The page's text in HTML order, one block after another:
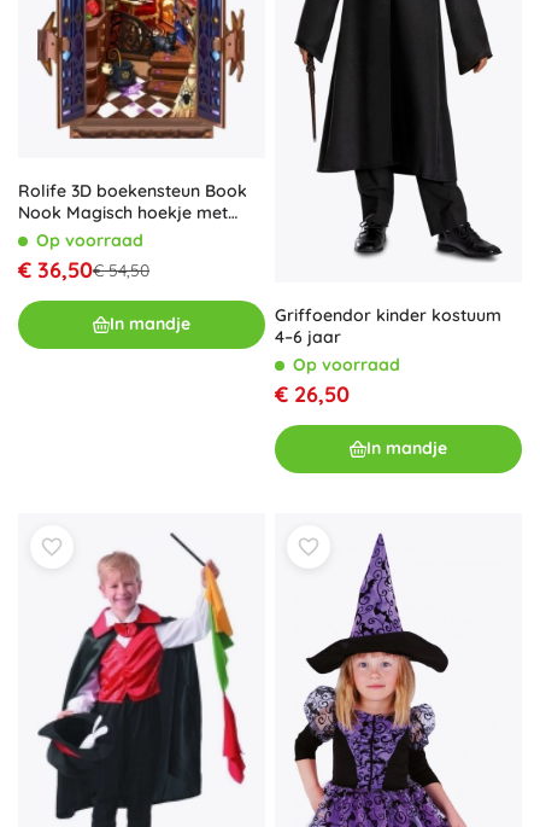
Rolife 3D boekensteun Book
Nook Magisch hoekje met
LED-verlichting
Op voorraad
€ 36,50€ 54,50
In mandje
Griffoendor kinder kostuum
4–6 jaar
Op voorraad
€ 26,50
In mandje